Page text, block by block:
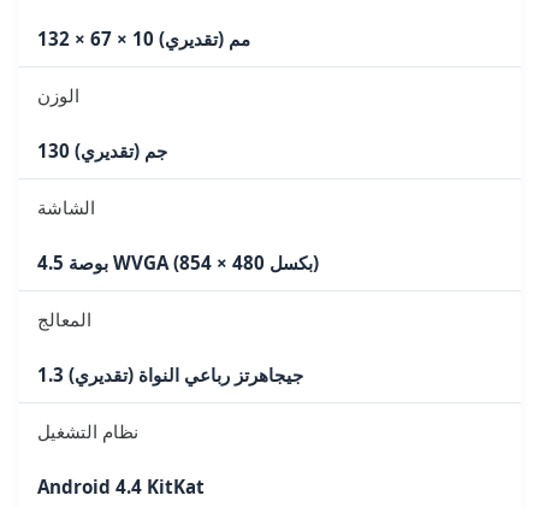
132 × 67 × 10 مم (تقديري)
الوزن
130 جم (تقديري)
الشاشة
4.5 بوصة WVGA (854 × 480 بكسل)
المعالج
1.3 جيجاهرتز رباعي النواة (تقديري)
نظام التشغيل
Android 4.4 KitKat